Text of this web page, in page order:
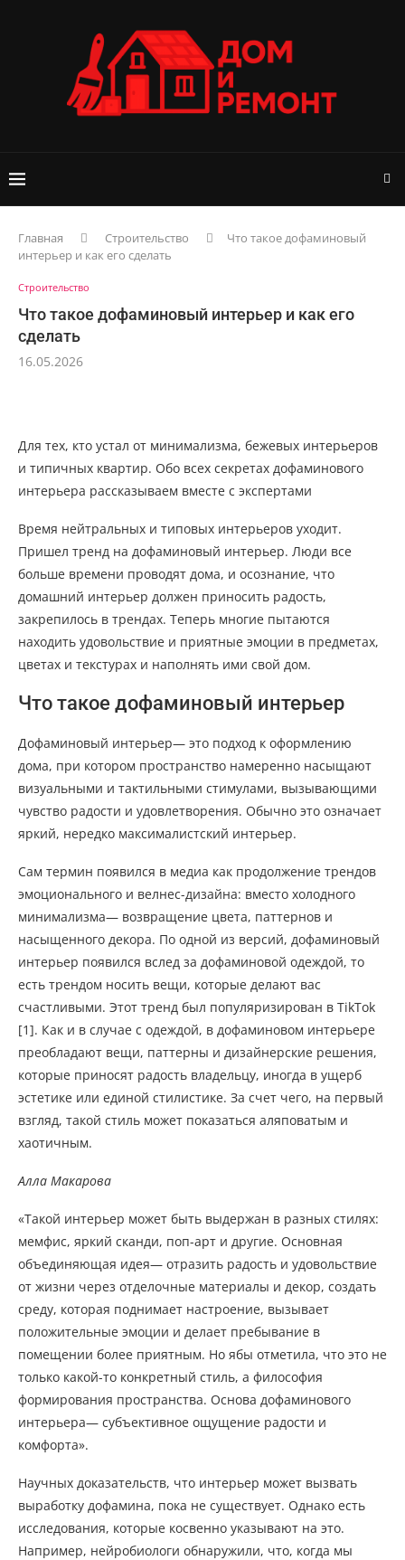
Главная Строительство
Что такое дофаминовый
интерьер и как его сделать
Строительство
Что такое дофаминовый интерьер и как его
сделать
16.05.2026
Для тех, кто устал от минимализма, бежевых интерьеров
и типичных квартир. Обо всех секретах дофаминового
интерьера рассказываем вместе с экспертами
Время нейтральных и типовых интерьеров уходит.
Пришел тренд на дофаминовый интерьер. Люди все
больше времени проводят дома, и осознание, что
домашний интерьер должен приносить радость,
закрепилось в трендах. Теперь многие пытаются
находить удовольствие и приятные эмоции в предметах,
цветах и текстурах и наполнять ими свой дом.
Что такое дофаминовый интерьер
Дофаминовый интерьер— это подход к оформлению
дома, при котором пространство намеренно насыщают
визуальными и тактильными стимулами, вызывающими
чувство радости и удовлетворения. Обычно это означает
яркий, нередко максималистский интерьер.
Сам термин появился в медиа как продолжение трендов
эмоционального и велнес-дизайна: вместо холодного
минимализма— возвращение цвета, паттернов и
насыщенного декора. По одной из версий, дофаминовый
интерьер появился вслед за дофаминовой одеждой, то
есть трендом носить вещи, которые делают вас
счастливыми. Этот тренд был популяризирован в TikTok
[1]. Как и в случае с одеждой, в дофаминовом интерьере
преобладают вещи, паттерны и дизайнерские решения,
которые приносят радость владельцу, иногда в ущерб
эстетике или единой стилистике. За счет чего, на первый
взгляд, такой стиль может показаться аляповатым и
хаотичным.
Алла Макарова
«Такой интерьер может быть выдержан в разных стилях:
мемфис, яркий сканди, поп-арт и другие. Основная
объединяющая идея— отразить радость и удовольствие
от жизни через отделочные материалы и декор, создать
среду, которая поднимает настроение, вызывает
положительные эмоции и делает пребывание в
помещении более приятным. Но ябы отметила, что это не
только какой-то конкретный стиль, а философия
формирования пространства. Основа дофаминового
интерьера— субъективное ощущение радости и
комфорта».
Научных доказательств, что интерьер может вызвать
выработку дофамина, пока не существует. Однако есть
исследования, которые косвенно указывают на это.
Например, нейробиологи обнаружили, что, когда мы